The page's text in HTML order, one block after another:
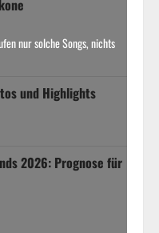
nur solche Songs, nichts
und Highlights
2026: Prognose für